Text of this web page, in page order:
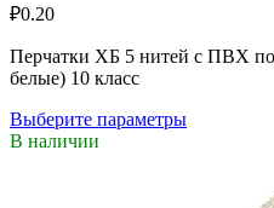
₽0.20
Перчатки ХБ 5 нитей с ПВХ
белые) 10 класс
Выберите параметры
В наличии